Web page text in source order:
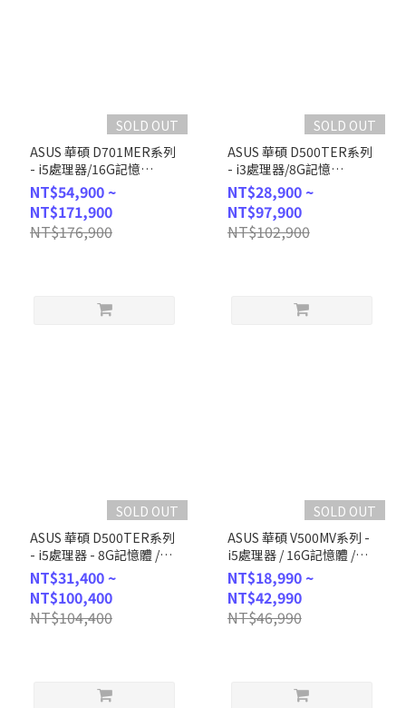
SOLD OUT
ASUS 華碩 D701MER系列
- i5處理器/16G記憶
體/2T+1T
SSD/RTX3050/Win11P
(D701MER-514500001X)
NT$54,900 ~
NT$171,900
NT$176,900
SOLD OUT
ASUS 華碩 D500TER系列
- i3處理器/8G記憶
體/2T+256G SSD/Win11P
(D500TER-314100064X)
NT$28,900 ~
NT$97,900
NT$102,900
SOLD OUT
ASUS 華碩 D500TER系列
- i5處理器 - 8G記憶體 /
512G SSD / Win11P
(D500TER-514500064X)
NT$31,400 ~
NT$100,400
NT$104,400
SOLD OUT
ASUS 華碩 V500MV系列 -
i5處理器 / 16G記憶體 /
512G SSD / Win11 (H-
V500MV-13420H138W)
NT$18,990 ~
NT$42,990
NT$46,990